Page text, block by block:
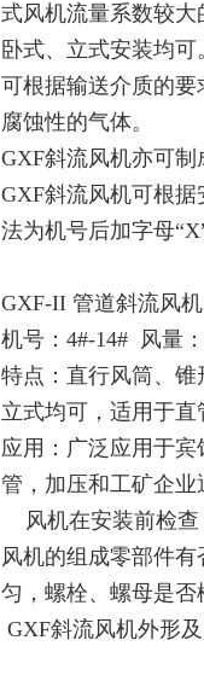
式风机流量系数较
卧式、立式安装均
可根据输送介质的
腐蚀性的气体。
GXF斜流风机亦可
GXF斜流风机可根
法为机号后加字母
GXF-II 管道斜流风机
机号：4#-14# 风量：
特点：直行风筒、
立式均可，适用于
应用：广泛应用于
管，加压和工矿企业
风机在安装前检查
风机的组成零部件
匀，螺栓、螺母是
GXF斜流风机外形